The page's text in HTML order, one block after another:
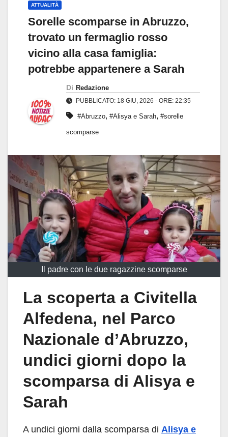
ATTUALITÀ
Sorelle scomparse in Abruzzo,
trovato un fermaglio rosso
vicino alla casa famiglia:
potrebbe appartenere a Sarah
Di Redazione
PUBBLICATO: 18 GIU, 2026 - ORE: 22:35
#Abruzzo, #Alisya e Sarah, #sorelle
scomparse
Il padre con le due ragazzine scomparse
La scoperta a Civitella
Alfedena, nel Parco
Nazionale d’Abruzzo,
undici giorni dopo la
scomparsa di Alisya e
Sarah
A undici giorni dalla scomparsa di Alisya e